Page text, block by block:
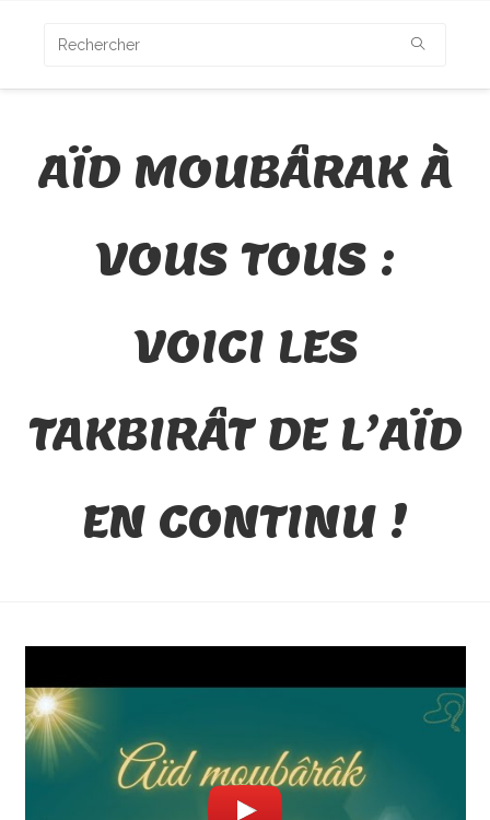
AÏD MOUBÂRAK À
VOUS TOUS :
VOICI LES
TAKBIRÂT DE L’AÏD
EN CONTINU !